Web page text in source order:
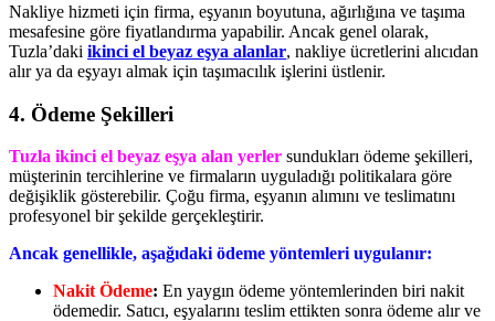
Nakliye hizmeti için firma, eşyanın boyutuna, ağırlığına ve taşıma
mesafesine göre fiyatlandırma yapabilir. Ancak genel olarak,
Tuzla’daki ikinci el beyaz eşya alanlar, nakliye ücretlerini alıcıdan
alır ya da eşyayı almak için taşımacılık işlerini üstlenir.
4. Ödeme Şekilleri
Tuzla ikinci el beyaz eşya alan yerler sundukları ödeme şekilleri,
müşterinin tercihlerine ve firmaların uyguladığı politikalara göre
değişiklik gösterebilir. Çoğu firma, eşyanın alımını ve teslimatını
profesyonel bir şekilde gerçekleştirir.
Ancak genellikle, aşağıdaki ödeme yöntemleri uygulanır:
Nakit Ödeme: En yaygın ödeme yöntemlerinden biri nakit
ödemedir. Satıcı, eşyalarını teslim ettikten sonra ödeme alır ve